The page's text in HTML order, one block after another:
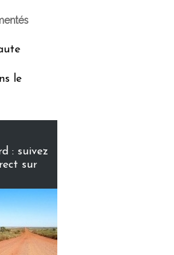
le
: suivez
sur